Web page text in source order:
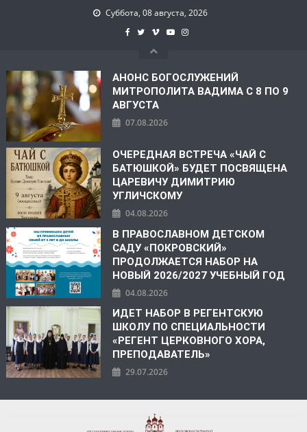
Суббота, 08 августа, 2026
АНОНС БОГОСЛУЖЕНИЙ
МИТРОПОЛИТА ВАДИМА С 8 ПО 9
АВГУСТА
07.08.2026
ОЧЕРЕДНАЯ ВСТРЕЧА «ЧАЙ С
БАТЮШКОЙ» БУДЕТ ПОСВЯЩЕНА
ЦАРЕВИЧУ ДИМИТРИЮ
УГЛИЧСКОМУ
04.08.2026
В ПРАВОСЛАВНОМ ДЕТСКОМ
САДУ «ПОКРОВСКИЙ»
ПРОДОЛЖАЕТСЯ НАБОР НА
НОВЫЙ 2026/2027 УЧЕБНЫЙ ГОД
04.08.2026
ИДЕТ НАБОР В РЕГЕНТСКУЮ
ШКОЛУ ПО СПЕЦИАЛЬНОСТИ
«РЕГЕНТ ЦЕРКОВНОГО ХОРА,
ПРЕПОДАВАТЕЛЬ»
29.07.2026